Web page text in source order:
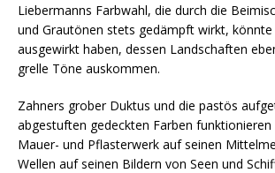
Liebermanns Farbwahl, die durch die
und Grautönen stets gedämpft wirkt,
ausgewirkt haben, dessen Landschaften
grelle Töne auskommen.
Zahners grober Duktus und die pastös
ab­gestuften gedeckten Farben
Mauer- und Pflasterwerk auf seinen
Wellen auf sei­nen Bildern von Seen und